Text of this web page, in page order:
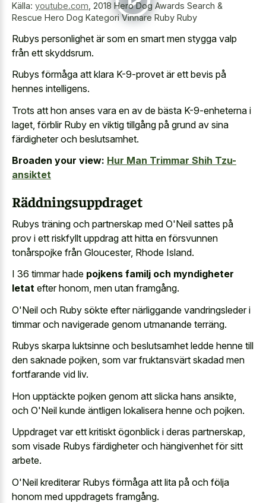
Källa: youtube.com 2018 Hero Dog Awards Search &
Rescue Hero Dog Kategori Vinnare Ruby Ruby
Rubys personlighet är som en smart men stygga valp
från ett skyddsrum.
Rubys förmåga att klara K-9-provet är ett bevis på
hennes intelligens.
Trots att hon anses vara en av de bästa K-9-enheterna i
laget, förblir Ruby en viktig tillgång på grund av sina
färdigheter och beslutsamhet.
Broaden your view: Hur Man Trimmar Shih Tzu-
ansiktet
Räddningsuppdraget
Rubys träning och partnerskap med O'Neil sattes på
prov i ett riskfyllt uppdrag att hitta en försvunnen
tonårspojke från Gloucester, Rhode Island.
I 36 timmar hade pojkens familj och myndigheter
letat efter honom, men utan framgång.
O'Neil och Ruby sökte efter närliggande vandringsleder i
timmar och navigerade genom utmanande terräng.
Rubys skarpa luktsinne och beslutsamhet ledde henne till
den saknade pojken, som var fruktansvärt skadad men
fortfarande vid liv.
Hon upptäckte pojken genom att slicka hans ansikte,
och O'Neil kunde äntligen lokalisera henne och pojken.
Uppdraget var ett kritiskt ögonblick i deras partnerskap,
som visade Rubys färdigheter och hängivenhet för sitt
arbete.
O'Neil krediterar Rubys förmåga att lita på och följa
honom med uppdragets framgång.